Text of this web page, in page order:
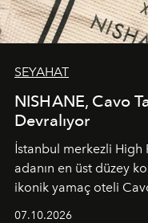
SEYAHAT
NISHANE, Cavo
Devralıyor
İstanbul merkezli High
adanın en üst düzey
ikonik yamaç oteli
07.10.2026